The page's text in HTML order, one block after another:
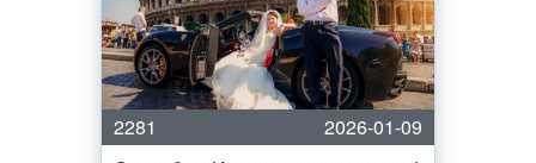
2281
2026-01-09